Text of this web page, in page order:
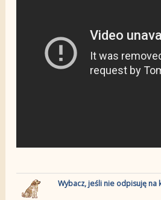
Wybacz, jeśli nie odpisuję na